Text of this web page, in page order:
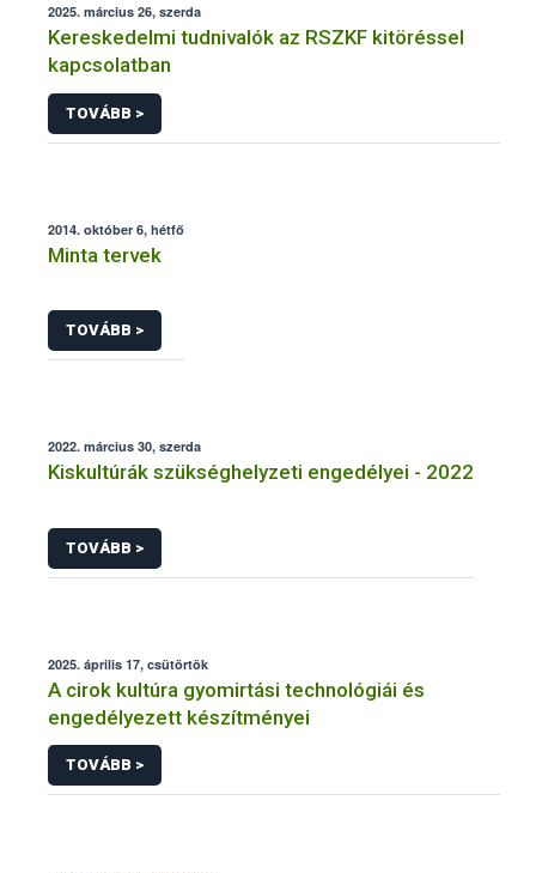
2025. március 26, szerda
Kereskedelmi tudnivalók az RSZKF kitöréssel
kapcsolatban
TOVÁBB >
2014. október 6, hétfő
Minta tervek
TOVÁBB >
2022. március 30, szerda
Kiskultúrák szükséghelyzeti engedélyei - 2022
TOVÁBB >
2025. április 17, csütörtök
A cirok kultúra gyomirtási technológiái és
engedélyezett készítményei
TOVÁBB >